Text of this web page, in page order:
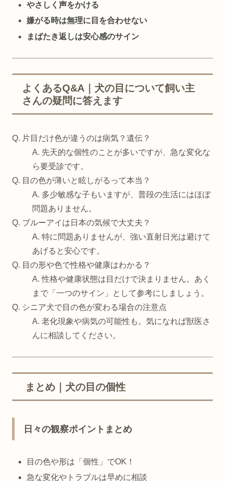
やさしく声をかける
嫌がる時は無理に目を合わせない
まばたき返しは安心感のサイン
よくあるQ&A｜犬の目について飼い主
さんの疑問に答えます
Q. 片目だけ色が違うのは病気？遺伝？
A. 先天的な個性のことが多いですが、急な変化な
ら要受診です。
Q. 目の色が薄いと眩しがるって本当？
A. 多少敏感な子もいますが、普段の生活にはほぼ
問題ありません。
Q. ブルーアイは日本の気候で大丈夫？
A. 特に問題ありませんが、強い直射日光は避けて
あげると安心です。
Q. 目の形や色で性格や健康はわかる？
A. 性格や健康状態は目だけで決まりません。あく
まで「一つのサイン」として参考にしましょう。
Q. シニア犬で目の色が変わる場合の注意点
A. 老化現象や病気の可能性も。気になれば獣医さ
んに相談してください。
まとめ｜犬の目の個性
日々の観察ポイントまとめ
目の色や形は「個性」でOK！
急な変化やトラブルは早めに相談